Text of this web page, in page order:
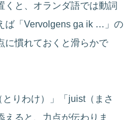
くと、オランダ語では動詞
ば「Vervolgens ga ik …」の
に慣れておくと滑らかで
りわけ）」「juist（まさ
えると、力点が伝わりま